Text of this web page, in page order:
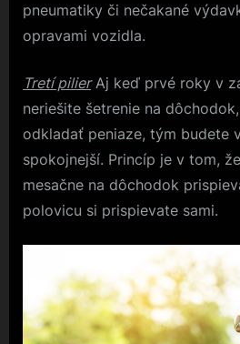
pneumatiky či nečakané
opravami vozidla.
Tretí pilierAj keď prvé roky v
neriešite šetrenie na
odkladať peniaze, tým budete
spokojnejší. Princíp je v tom,
mesačne na dôchodok
polovicu si prispievate sami.